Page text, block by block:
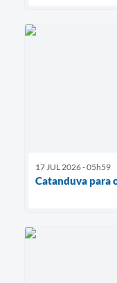
17 JUL 2026 - 05h59
Catanduva para